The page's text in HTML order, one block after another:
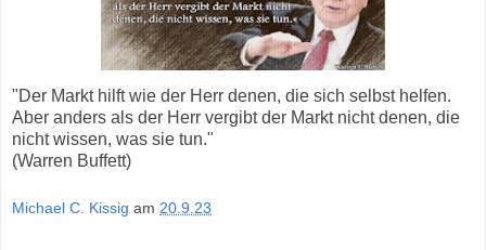
"Der Markt hilft wie der Herr denen, die sich selbst helfen.
Aber anders als der Herr vergibt der Markt nicht denen, die
nicht wissen, was sie tun."
(Warren Buffett)
Michael C. Kissig am 20.9.23